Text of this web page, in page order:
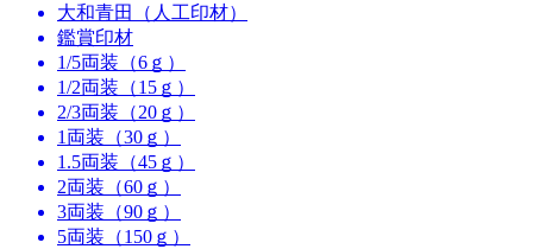
大和青田（人工印材）
鑑賞印材
1/5両装（6ｇ）
1/2両装（15ｇ）
2/3両装（20ｇ）
1両装（30ｇ）
1.5両装（45ｇ）
2両装（60ｇ）
3両装（90ｇ）
5両装（150ｇ）